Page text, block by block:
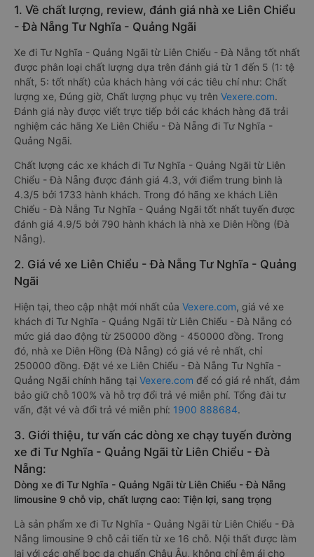
1. Về chất lượng, review, đánh giá nhà xe Liên Chiểu
- Đà Nẵng Tư Nghĩa - Quảng Ngãi
Xe đi Tư Nghĩa - Quảng Ngãi từ Liên Chiểu - Đà Nẵng tốt nhất
được phân loại chất lượng dựa trên đánh giá từ 1 đến 5 (1: tệ
nhất, 5: tốt nhất) của khách hàng với các tiêu chí như: Chất
lượng xe, Đúng giờ, Chất lượng phục vụ trên Vexere.com.
Đánh giá này được viết trực tiếp bởi các khách hàng đã trải
nghiệm các hãng Xe Liên Chiểu - Đà Nẵng đi Tư Nghĩa -
Quảng Ngãi.
Chất lượng các xe khách đi Tư Nghĩa - Quảng Ngãi từ Liên
Chiểu - Đà Nẵng được đánh giá 4.3, với điểm trung bình là
4.3/5 bởi 1733 hành khách. Trong đó hãng xe khách Liên
Chiểu - Đà Nẵng Tư Nghĩa - Quảng Ngãi tốt nhất tuyến được
đánh giá 4.9/5 bởi 790 hành khách là nhà xe Diên Hồng (Đà
Nẵng).
2. Giá vé xe Liên Chiểu - Đà Nẵng Tư Nghĩa - Quảng
Ngãi
Hiện tại, theo cập nhật mới nhất của Vexere.com, giá vé xe
khách đi Tư Nghĩa - Quảng Ngãi từ Liên Chiểu - Đà Nẵng có
mức giá dao động từ 250000 đồng - 450000 đồng. Trong
đó, nhà xe Diên Hồng (Đà Nẵng) có giá vé rẻ nhất, chỉ
250000 đồng. Đặt vé xe Liên Chiểu - Đà Nẵng Tư Nghĩa -
Quảng Ngãi chính hãng tại Vexere.com để có giá rẻ nhất, đảm
bảo giữ chỗ 100% và hỗ trợ đổi trả vé miễn phí. Tổng đài tư
vấn, đặt vé và đổi trả vé miễn phí: 1900 888684.
3. Giới thiệu, tư vấn các dòng xe chạy tuyến đường
xe đi Tư Nghĩa - Quảng Ngãi từ Liên Chiểu - Đà
Nẵng:
Dòng xe đi Tư Nghĩa - Quảng Ngãi từ Liên Chiểu - Đà Nẵng
limousine 9 chỗ vip, chất lượng cao: Tiện lợi, sang trọng
Là sản phẩm xe đi Tư Nghĩa - Quảng Ngãi từ Liên Chiểu - Đà
Nẵng limousine 9 chỗ cải tiến từ xe 16 chỗ. Nội thất được làm
lại với các ghế bọc da chuẩn Châu Âu, không chỉ êm ái cho